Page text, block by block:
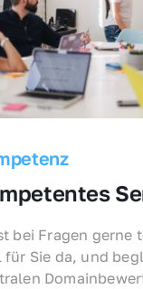
bei Fragen gerne
für Sie da, und